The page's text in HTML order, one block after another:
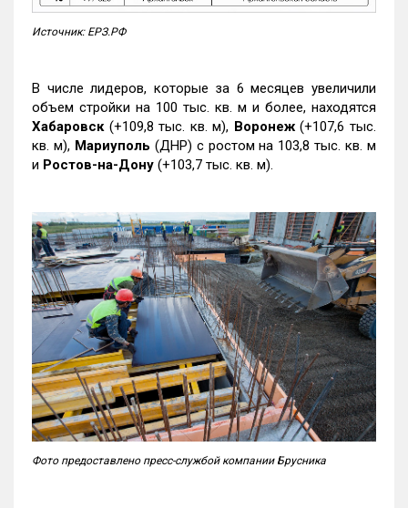
Источник: ЕРЗ.РФ
В числе лидеров, которые за 6 месяцев увеличили
объем стройки на 100 тыс. кв. м и более, находятся
Хабаровск (+109,8 тыс. кв. м), Воронеж(+107,6 тыс.
кв. м), Мариуполь (ДНР) с ростом на 103,8 тыс. кв. м
и Ростов-на-Дону (+103,7 тыс. кв. м).
Фото предоставлено пресс-службой компании Брусника